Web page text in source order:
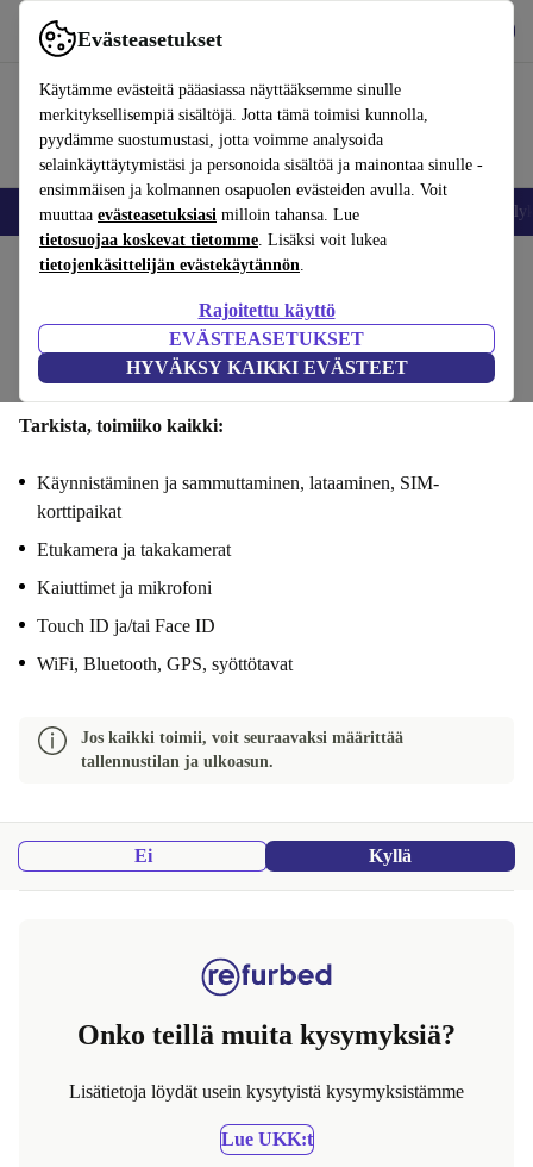
Evästeasetukset
Käytämme evästeitä pääasiassa näyttääksemme sinulle
merkityksellisempiä sisältöjä. Jotta tämä toimisi kunnolla,
pyydämme suostumustasi, jotta voimme analysoida
selainkäyttäytymistäsi ja personoida sisältöä ja mainontaa sinulle -
ensimmäisen ja kolmannen osapuolen evästeiden avulla. Voit
muuttaa evästeasetuksiasi milloin tahansa. Lue
tietosuojaa koskevat tietomme. Lisäksi voit lukea
tietojenkäsittelijän evästekäytännön.
Rajoitettu käyttö
EVÄSTEASETUKSET
HYVÄKSY KAIKKI EVÄSTEET
Käytä refurbed-palvelua nopeasti ja helposti
Matkapuhelimet ja älypuhelimet Kannettavat tietokoneet
Vaiheet 1/4
Toiminnallisuus Tekniset tiedot Tarjous Henkilötiedot
Tarkista, toimiiko kaikki:
Käynnistäminen ja sammuttaminen, lataaminen, SIM-
korttipaikat
Etukamera ja takakamerat
Kaiuttimet ja mikrofoni
Touch ID ja/tai Face ID
WiFi, Bluetooth, GPS, syöttötavat
Jos kaikki toimii, voit seuraavaksi määrittää
tallennustilan ja ulkoasun.
Ei Kyllä
Onko teillä muita kysymyksiä?
Lisätietoja löydät usein kysytyistä kysymyksistämme
Lue UKK:t